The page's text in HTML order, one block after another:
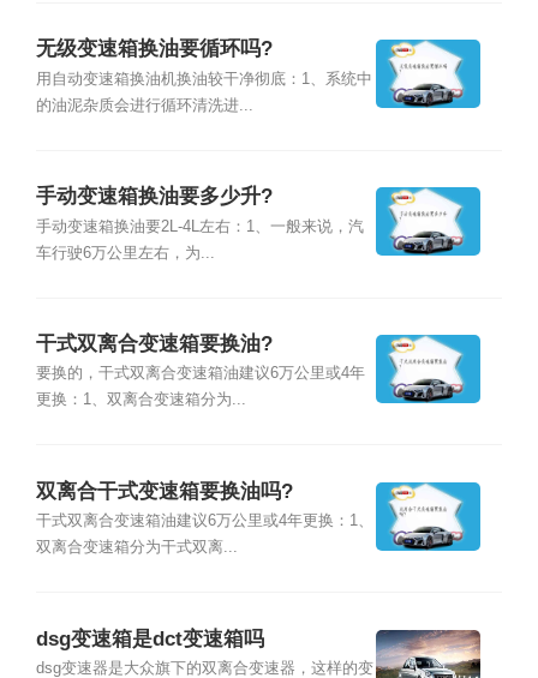
无级变速箱换油要循环吗?
用自动变速箱换油机换油较干净彻底：1、系统中
的油泥杂质会进行循环清洗进...
手动变速箱换油要多少升?
手动变速箱换油要2L-4L左右：1、一般来说，汽
车行驶6万公里左右，为...
干式双离合变速箱要换油?
要换的，干式双离合变速箱油建议6万公里或4年
更换：1、双离合变速箱分为...
双离合干式变速箱要换油吗?
干式双离合变速箱油建议6万公里或4年更换：1、
双离合变速箱分为干式双离...
dsg变速箱是dct变速箱吗
dsg变速器是大众旗下的双离合变速器，这样的变